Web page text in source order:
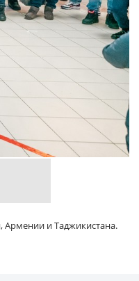
Армении и Таджикистана.